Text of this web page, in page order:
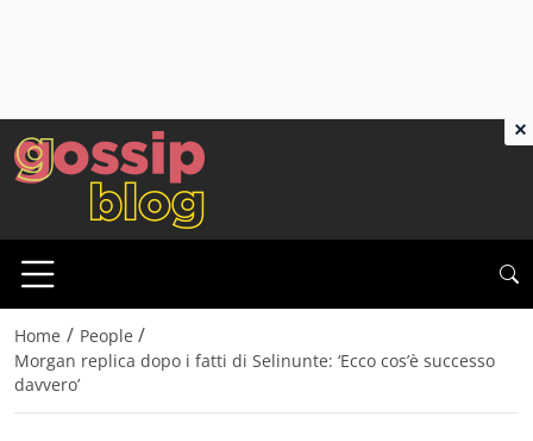
Home / People /
Morgan replica dopo i fatti di Selinunte: ‘Ecco cos’è successo
davvero’
×